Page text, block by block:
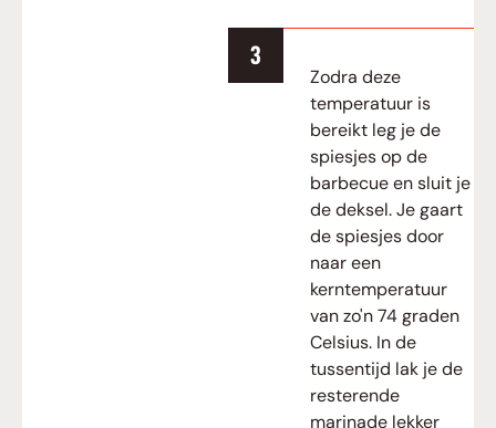
Zodra deze
temperatuur is
bereikt leg je de
spiesjes op de
barbecue en sluit je
de deksel. Je gaart
de spiesjes door
naar een
kerntemperatuur
van zo'n 74 graden
Celsius. In de
tussentijd lak je de
resterende
marinade lekker